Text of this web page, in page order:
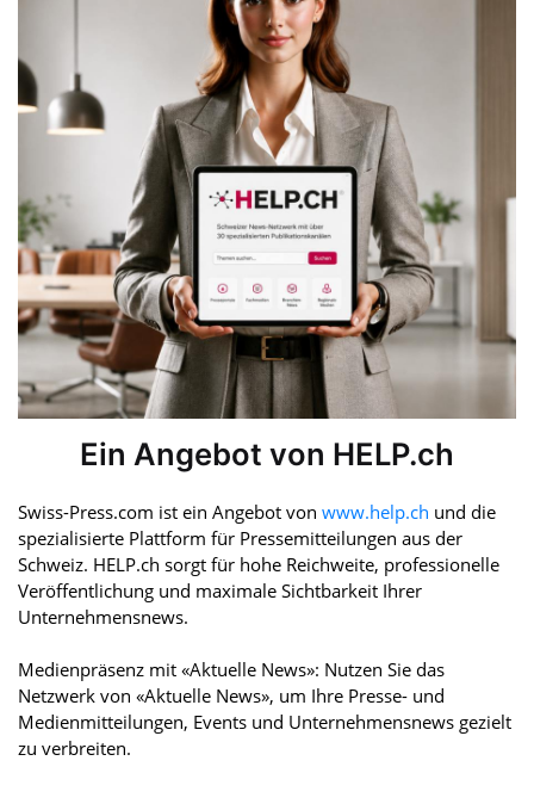
Ein Angebot von HELP.ch
Swiss-Press.com ist ein Angebot von www.help.ch und die
spezialisierte Plattform für Pressemitteilungen aus der
Schweiz. HELP.ch sorgt für hohe Reichweite, professionelle
Veröffentlichung und maximale Sichtbarkeit Ihrer
Unternehmensnews.
Medienpräsenz mit «Aktuelle News»: Nutzen Sie das
Netzwerk von «Aktuelle News», um Ihre Presse- und
Medienmitteilungen, Events und Unternehmensnews gezielt
zu verbreiten.